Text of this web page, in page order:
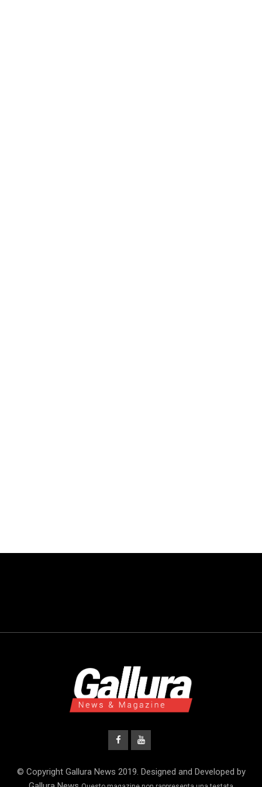
© Copyright Gallura News 2019. Designed and Developed by